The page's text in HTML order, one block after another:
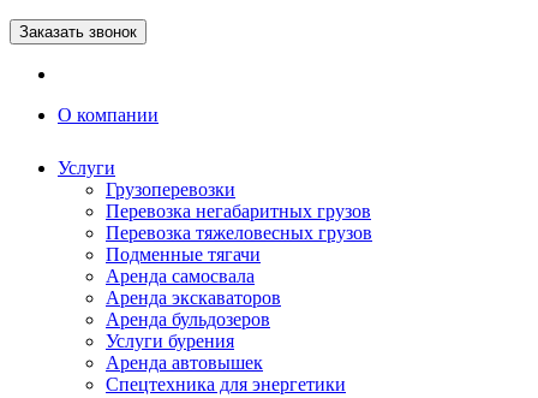
Заказать звонок
О компании
Услуги
Грузоперевозки
Перевозка негабаритных грузов
Перевозка тяжеловесных грузов
Подменные тягачи
Аренда самосвала
Аренда экскаваторов
Аренда бульдозеров
Услуги бурения
Аренда автовышек
Спецтехника для энергетики